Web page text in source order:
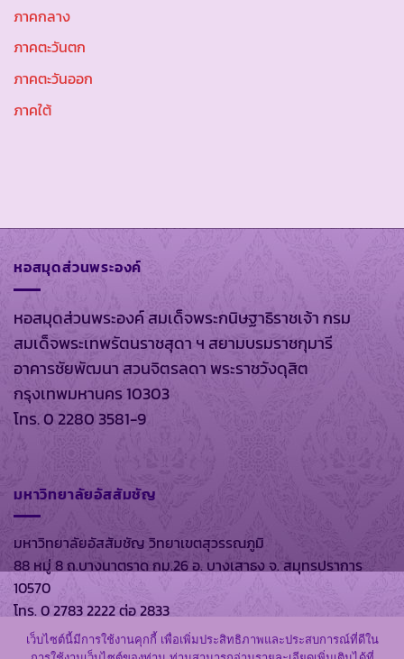
ภาคกลาง
ภาคตะวันตก
ภาคตะวันออก
ภาคใต้
หอสมุดส่วนพระองค์
หอสมุดส่วนพระองค์ สมเด็จพระกนิษฐาธิราชเจ้า กรม
สมเด็จพระเทพรัตนราชสุดา ฯ สยามบรมราชกุมารี
อาคารชัยพัฒนา สวนจิตรลดา พระราชวังดุสิต
กรุงเทพมหานคร 10303
โทร. 0 2280 3581-9
มหาวิทยาลัยอัสสัมชัญ
มหาวิทยาลัยอัสสัมชัญ วิทยาเขตสุวรรณภูมิ
88 หมู่ 8 ถ.บางนาตราด กม.26 อ. บางเสาธง จ. สมุทรปราการ
10570
โทร. 0 2783 2222 ต่อ 2833
เว็บไซต์นี้มีการใช้งานคุกกี้ เพื่อเพิ่มประสิทธิภาพและประสบการณ์ที่ดีใน